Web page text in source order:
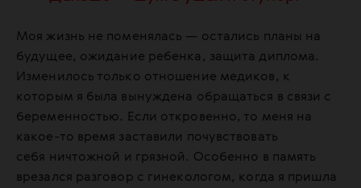
Моя жизнь не поменялась — остались планы на
будущее, ожидание ребенка, защита диплома.
Изменилось только отношение медиков, к
которым я была вынуждена обращаться в связи с
беременностью. Если откровенно, то меня на
какое-то время заставили почувствовать
себя ничтожной и грязной. Особенно в память
врезался разговор с гинекологом, когда я пришла